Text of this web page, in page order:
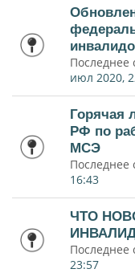
Последнее
июл 2020,
Горячая
РФ по
МСЭ
Последнее
16:43
ЧТО
Последнее
23:57